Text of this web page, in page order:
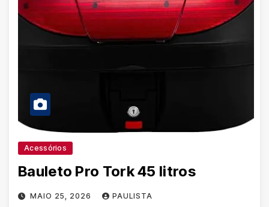
Acessórios
Bauleto Pro Tork 45 litros
MAIO 25, 2026 PAULISTA